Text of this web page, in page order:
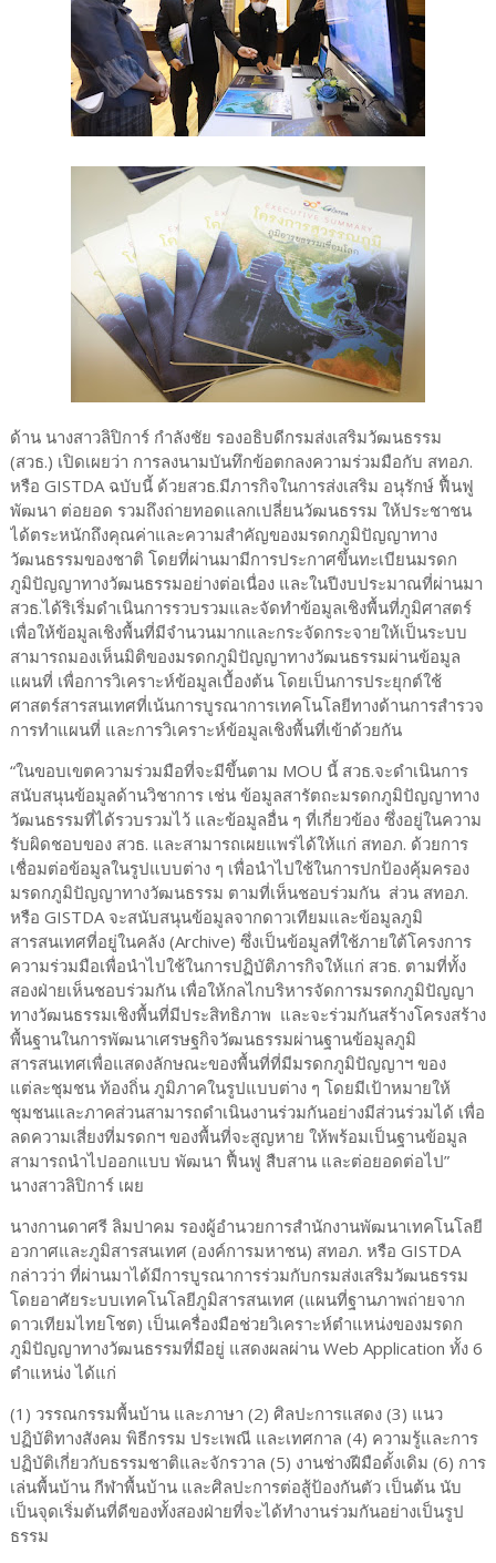
ด้าน นางสาวลิปิการ์ กำลังชัย รองอธิบดีกรมส่งเสริมวัฒนธรรม
(สวธ.) เปิดเผยว่า การลงนามบันทึกข้อตกลงความร่วมมือกับ สทอภ.
หรือ GISTDA ฉบับนี้ ด้วยสวธ.มีภารกิจในการส่งเสริม อนุรักษ์ ฟื้นฟู
พัฒนา ต่อยอด รวมถึงถ่ายทอดแลกเปลี่ยนวัฒนธรรม ให้ประชาชน
ได้ตระหนักถึงคุณค่าและความสำคัญของมรดกภูมิปัญญาทาง
วัฒนธรรมของชาติ โดยที่ผ่านมามีการประกาศขึ้นทะเบียนมรดก
ภูมิปัญญาทางวัฒนธรรมอย่างต่อเนื่อง และในปีงบประมาณที่ผ่านมา
สวธ.ได้ริเริ่มดำเนินการรวบรวมและจัดทำข้อมูลเชิงพื้นที่ภูมิศาสตร์
เพื่อให้ข้อมูลเชิงพื้นที่มีจำนวนมากและกระจัดกระจายให้เป็นระบบ
สามารถมองเห็นมิติของมรดกภูมิปัญญาทางวัฒนธรรมผ่านข้อมูล
แผนที่ เพื่อการวิเคราะห์ข้อมูลเบื้องต้น โดยเป็นการประยุกต์ใช้
ศาสตร์สารสนเทศที่เน้นการบูรณาการเทคโนโลยีทางด้านการสำรวจ
การทำแผนที่ และการวิเคราะห์ข้อมูลเชิงพื้นที่เข้าด้วยกัน
“ในขอบเขตความร่วมมือที่จะมีขึ้นตาม MOU นี้ สวธ.จะดำเนินการ
สนับสนุนข้อมูลด้านวิชาการ เช่น ข้อมูลสารัตถะมรดกภูมิปัญญาทาง
วัฒนธรรมที่ได้รวบรวมไว้ และข้อมูลอื่น ๆ ที่เกี่ยวข้อง ซึ่งอยู่ในความ
รับผิดชอบของ สวธ. และสามารถเผยแพร่ได้ให้แก่ สทอภ. ด้วยการ
เชื่อมต่อข้อมูลในรูปแบบต่าง ๆ เพื่อนำไปใช้ในการปกป้องคุ้มครอง
มรดกภูมิปัญญาทางวัฒนธรรม ตามที่เห็นชอบร่วมกัน ส่วน สทอภ.
หรือ GISTDA จะสนับสนุนข้อมูลจากดาวเทียมและข้อมูลภูมิ
สารสนเทศที่อยู่ในคลัง (Archive) ซึ่งเป็นข้อมูลที่ใช้ภายใต้โครงการ
ความร่วมมือเพื่อนำไปใช้ในการปฏิบัติภารกิจให้แก่ สวธ. ตามที่ทั้ง
สองฝ่ายเห็นชอบร่วมกัน เพื่อให้กลไกบริหารจัดการมรดกภูมิปัญญา
ทางวัฒนธรรมเชิงพื้นที่มีประสิทธิภาพ และจะร่วมกันสร้างโครงสร้าง
พื้นฐานในการพัฒนาเศรษฐกิจวัฒนธรรมผ่านฐานข้อมูลภูมิ
สารสนเทศเพื่อแสดงลักษณะของพื้นที่ที่มีมรดกภูมิปัญญาฯ ของ
แต่ละชุมชน ท้องถิ่น ภูมิภาคในรูปแบบต่าง ๆ โดยมีเป้าหมายให้
ชุมชนและภาคส่วนสามารถดำเนินงานร่วมกันอย่างมีส่วนร่วมได้ เพื่อ
ลดความเสี่ยงที่มรดกฯ ของพื้นที่จะสูญหาย ให้พร้อมเป็นฐานข้อมูล
สามารถนำไปออกแบบ พัฒนา ฟื้นฟู สืบสาน และต่อยอดต่อไป”
นางสาวลิปิการ์ เผย
นางกานดาศรี ลิมปาคม รองผู้อำนวยการสำนักงานพัฒนาเทคโนโลยี
อวกาศและภูมิสารสนเทศ (องค์การมหาชน) สทอภ. หรือ GISTDA
กล่าวว่า ที่ผ่านมาได้มีการบูรณาการร่วมกับกรมส่งเสริมวัฒนธรรม
โดยอาศัยระบบเทคโนโลยีภูมิสารสนเทศ (แผนที่ฐานภาพถ่ายจาก
ดาวเทียมไทยโชต) เป็นเครื่องมือช่วยวิเคราะห์ตำแหน่งของมรดก
ภูมิปัญญาทางวัฒนธรรมที่มีอยู่ แสดงผลผ่าน Web Application ทั้ง 6
ตำแหน่ง ได้แก่
(1) วรรณกรรมพื้นบ้าน และภาษา (2) ศิลปะการแสดง (3) แนว
ปฏิบัติทางสังคม พิธีกรรม ประเพณี และเทศกาล (4) ความรู้และการ
ปฏิบัติเกี่ยวกับธรรมชาติและจักรวาล (5) งานช่างฝีมือดั้งเดิม (6) การ
เล่นพื้นบ้าน กีฬาพื้นบ้าน และศิลปะการต่อสู้ป้องกันตัว เป็นต้น นับ
เป็นจุดเริ่มต้นที่ดีของทั้งสองฝ่ายที่จะได้ทำงานร่วมกันอย่างเป็นรูป
ธรรม